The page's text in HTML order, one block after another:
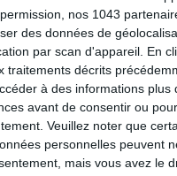
nos 1043
des données de
par scan d'appareil. En
traitements décrits
à des informations plus
avant de consentir ou
Veuillez noter que
personnelles peuvent
mais vous avez le
HÔTELS DE MONTAGNE POUR